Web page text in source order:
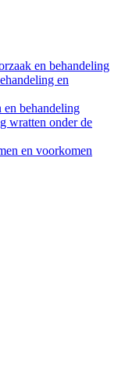
en behandeling
en
en behandeling
wratten onder de
en voorkomen